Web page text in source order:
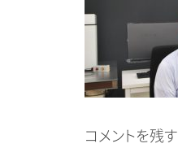
コメントを残す